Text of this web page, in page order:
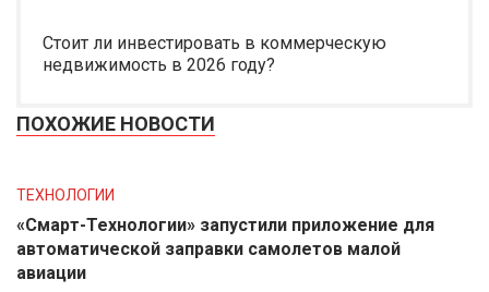
Стоит ли инвестировать в коммерческую
недвижимость в 2026 году?
ПОХОЖИЕ НОВОСТИ
ТЕХНОЛОГИИ
«Смарт-Технологии» запустили приложение для
автоматической заправки самолетов малой
авиации